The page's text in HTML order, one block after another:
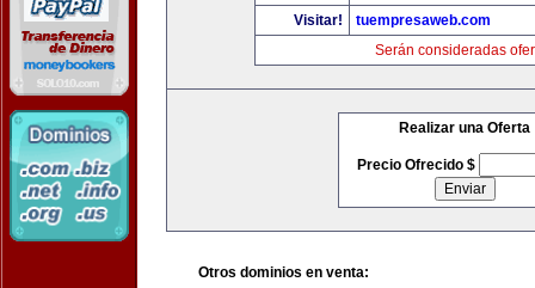
Visitar!
tuempresaweb.com
Serán consideradas
Realizar una Oferta
Precio Ofrecido $
Otros dominios en venta: